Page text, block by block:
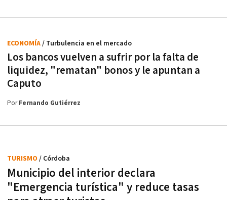
Los bancos vuelven a sufrir por la falta de
liquidez, "rematan" bonos y le apuntan a
Caputo
ECONOMÍA/ Turbulencia en el mercado
PorFernando Gutiérrez
Municipio del interior declara
"Emergencia turística" y reduce tasas
TURISMO / Córdoba